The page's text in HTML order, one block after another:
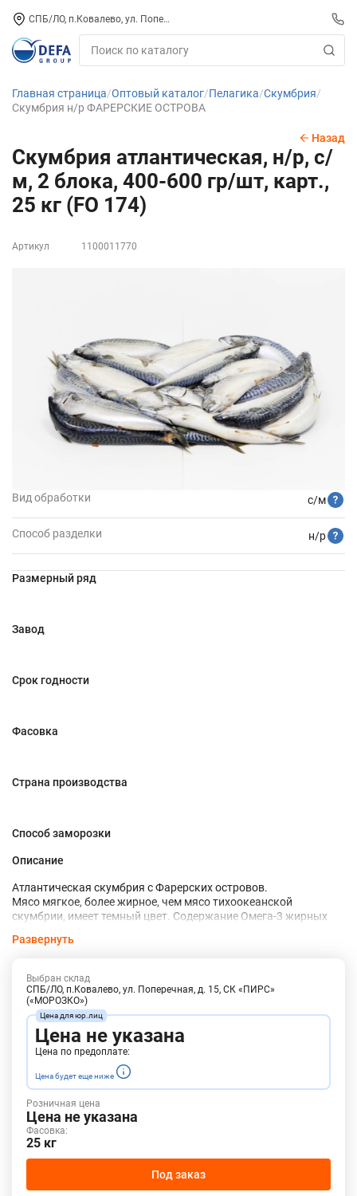
СПБ/ЛО, п.Ковалево, ул. Поперечная, д. 15, СК «ПИРС» («МОРОЗКО»)
Главная страница Оптовый каталог Пелагика Скумбрия
Скумбрия н/р ФАРЕРСКИЕ ОСТРОВА
Скумбрия атлантическая, н/р, с/
м, 2 блока, 400-600 гр/шт, карт.,
25 кг (FO 174)
Назад
Артикул 1100011770
Вид обработки с/м
Способ разделки н/р
Размерный ряд
Завод
Срок годности
Фасовка
Страна производства
Способ заморозки
Описание
Атлантическая скумбрия с Фарерских островов.
Мясо мягкое, более жирное, чем мясо тихоокеанской
скумбрии, имеет темный цвет. Содержание Омега-3 жирных
много фосфора, витамина B12, D и селена.
коптить, фаршировать. Предварительное маринование перед
жаркой и запеканием позволяет максимально подчеркнуть
вкус рыбы и смягчить запах. Является прекрасным сырьем
для производства пресервов, продукции горячего и холодного
копчения и балыков, провесной (вяленой) рыбы, консервов.
Основные каналы сбыта - переработка и розница.
Развернуть
Выбран склад
СПБ/ЛО, п.Ковалево, ул. Поперечная, д. 15, СК «ПИРС»
(«МОРОЗКО»)
Цена не указана
Цена по предоплате:
Цена будет еще ниже
Розничная цена
Цена не указана
Фасовка:
25 кг
Под заказ